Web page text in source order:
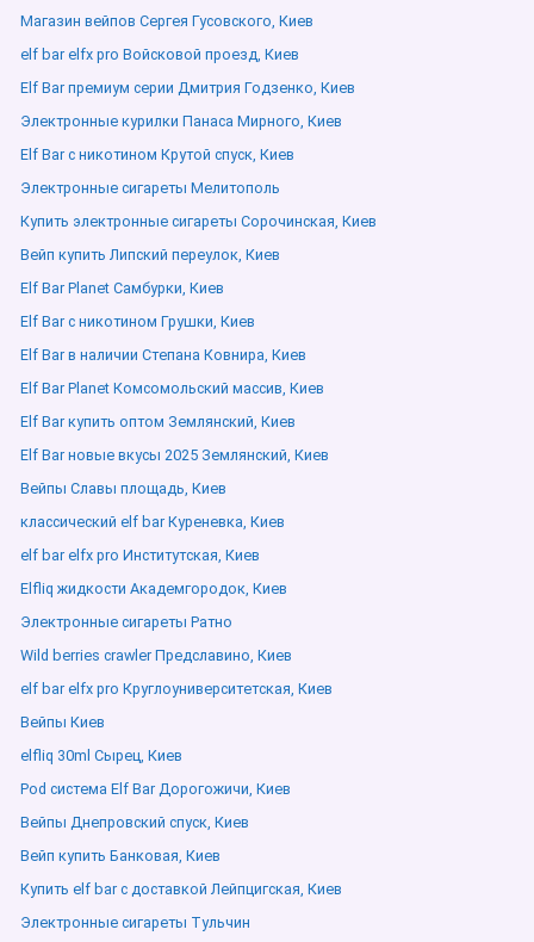
Магазин вейпов Сергея Гусовского, Киев
elf bar elfx pro Войсковой проезд, Киев
Elf Bar премиум серии Дмитрия Годзенко, Киев
Электронные курилки Панаса Мирного, Киев
Elf Bar с никотином Крутой спуск, Киев
Электронные сигареты Мелитополь
Купить электронные сигареты Сорочинская, Киев
Вейп купить Липский переулок, Киев
Elf Bar Planet Самбурки, Киев
Elf Bar с никотином Грушки, Киев
Elf Bar в наличии Степана Ковнира, Киев
Elf Bar Planet Комсомольский массив, Киев
Elf Bar купить оптом Землянский, Киев
Elf Bar новые вкусы 2025 Землянский, Киев
Вейпы Славы площадь, Киев
классический elf bar Куреневка, Киев
elf bar elfx pro Институтская, Киев
Elfliq жидкости Академгородок, Киев
Электронные сигареты Ратно
Wild berries crawler Предславино, Киев
elf bar elfx pro Круглоуниверситетская, Киев
Вейпы Киев
elfliq 30ml Сырец, Киев
Pod система Elf Bar Дорогожичи, Киев
Вейпы Днепровский спуск, Киев
Вейп купить Банковая, Киев
Купить elf bar с доставкой Лейпцигская, Киев
Электронные сигареты Тульчин